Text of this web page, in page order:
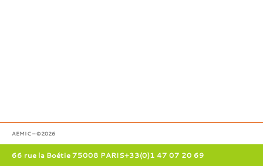
AEMIC – ©2026
66 rue la Boétie 75008 PARIS+33(0)1 47 07 20 69